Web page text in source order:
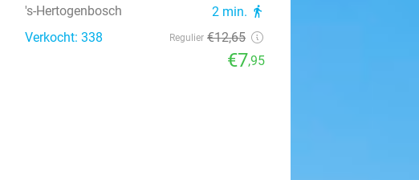
's-Hertogenbosch 2 min. directions_walk
Verkocht: 338 Regulier €12,65
€7,95